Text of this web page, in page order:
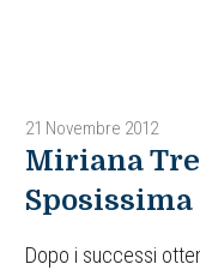
21 Novembre 2012
Miriana
Sposissima
Dopo i successi